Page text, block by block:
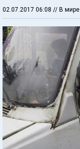
02.07.2017 06:08 // В мире